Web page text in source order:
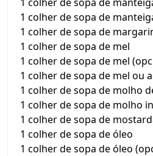
1 colher de sopa de
1 colher de sopa de
1 colher de sopa de mel
1 colher de sopa de mel
1 colher de sopa de mel ou
1 colher de sopa de molho
1 colher de sopa de molho
1 colher de sopa de
1 colher de sopa de óleo
1 colher de sopa de óleo